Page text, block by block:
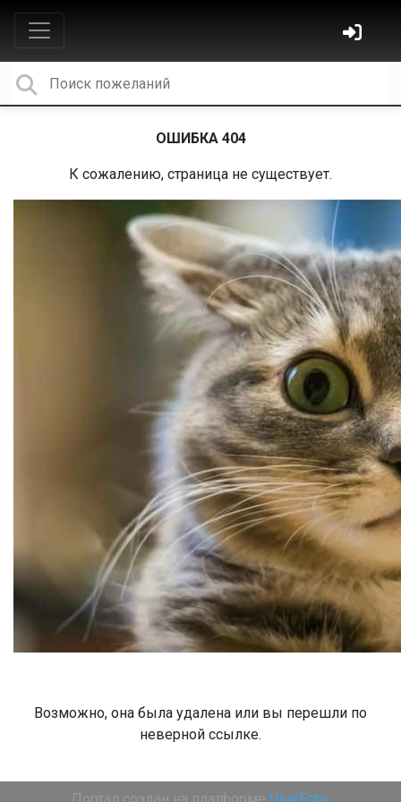
ОШИБКА 404
К сожалению, страница не существует.
Возможно, она была удалена или вы перешли по
неверной ссылке.